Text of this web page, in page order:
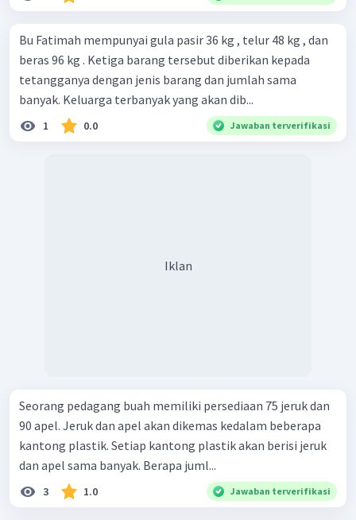
Bu Fatimah mempunyai gula pasir 36 kg , telur 48 kg , dan
beras 96 kg . Ketiga barang tersebut diberikan kepada
tetangganya dengan jenis barang dan jumlah sama
banyak. Keluarga terbanyak yang akan dib...
1 0.0 Jawaban terverifikasi
Iklan
Seorang pedagang buah memiliki persediaan 75 jeruk dan
90 apel. Jeruk dan apel akan dikemas kedalam beberapa
kantong plastik. Setiap kantong plastik akan berisi jeruk
dan apel sama banyak. Berapa juml...
3 1.0 Jawaban terverifikasi